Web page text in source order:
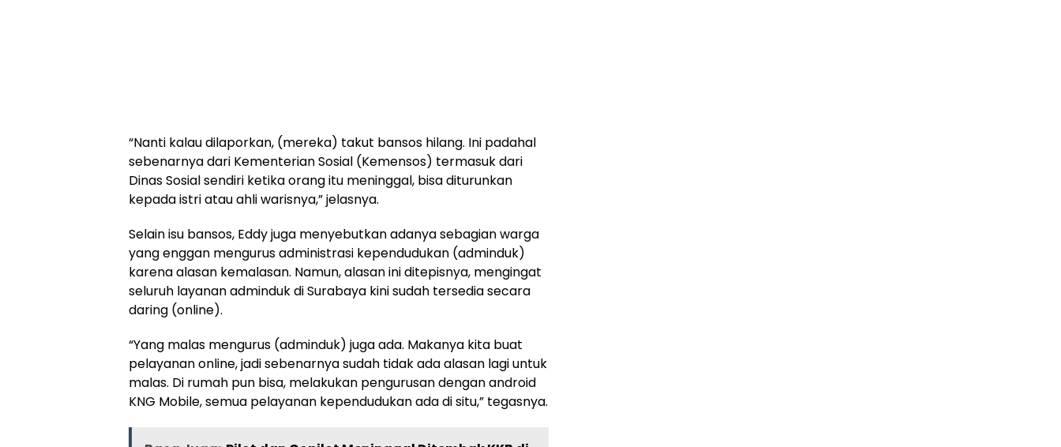
“Nanti kalau dilaporkan, (mereka) takut bansos hilang. Ini padahal
sebenarnya dari Kementerian Sosial (Kemensos) termasuk dari
Dinas Sosial sendiri ketika orang itu meninggal, bisa diturunkan
kepada istri atau ahli warisnya,” jelasnya.
Selain isu bansos, Eddy juga menyebutkan adanya sebagian warga
yang enggan mengurus administrasi kependudukan (adminduk)
karena alasan kemalasan. Namun, alasan ini ditepisnya, mengingat
seluruh layanan adminduk di Surabaya kini sudah tersedia secara
daring (online).
“Yang malas mengurus (adminduk) juga ada. Makanya kita buat
pelayanan online, jadi sebenarnya sudah tidak ada alasan lagi untuk
malas. Di rumah pun bisa, melakukan pengurusan dengan android
KNG Mobile, semua pelayanan kependudukan ada di situ,” tegasnya.